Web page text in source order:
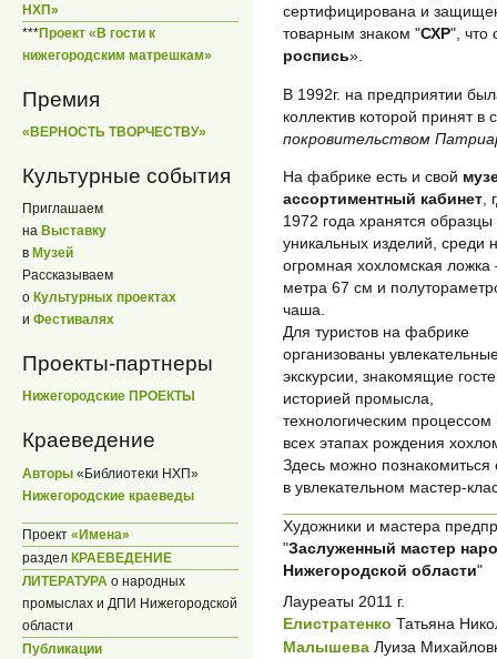
НХП»
***Проект «В гости к
нижегородским матрешкам»
Премия
«ВЕРНОСТЬ ТВОРЧЕСТВУ»
Культурные события
Приглашаем
на Выставку
в Музей
Рассказываем
о Культурных проектах
и Фестивалях
Проекты-партнеры
Нижегородские ПРОЕКТЫ
Краеведение
Авторы «Библиотеки НХП»
Нижегородские краеведы
Проект «Имена»
раздел КРАЕВЕДЕНИЕ
ЛИТЕРАТУРА о народных
промыслах и ДПИ Нижегородской
области
Публикации
сертифицирована и
товарным знаком "СХР", что
роспись».
В 1992г. на предприятии
коллектив которой принят в
покровительством
На фабрике есть и свой
ассортиментный кабинет ,
1972 года хранятся образцы
уникальных изделий, среди
огромная хохломская ложка
метра 67 см и
чаша.
Для туристов на фабрике
организованы
экскурсии, знакомящие
историей промысла,
технологическим процессом
всех этапах рождения
Здесь можно
в увлекательном мастер-
Художники и мастера
"Заслуженный мастер
Нижегородской области"
Лауреаты 2011 г.
Елистратенко Татьяна
Малышева Луиза